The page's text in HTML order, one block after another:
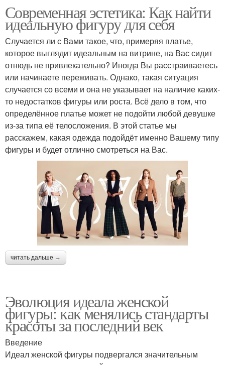
Современная эстетика: Как найти
идеальную фигуру для себя
Случается ли с Вами такое, что, примеряя платье,
которое выглядит идеальным на витрине, на Вас сидит
отнюдь не привлекательно? Иногда Вы расстраиваетесь
или начинаете переживать. Однако, такая ситуация
случается со всеми и она не указывает на наличие каких-
то недостатков фигуры или роста. Всё дело в том, что
определённое платье может не подойти любой девушке
из-за типа её телосложения. В этой статье мы
расскажем, какая одежда подойдёт именно Вашему типу
фигуры и будет отлично смотреться на Вас.
читать дальше →
Эволюция идеала женской
фигуры: как менялись стандарты
красоты за последний век
Введение
Идеал женской фигуры подвергался значительным